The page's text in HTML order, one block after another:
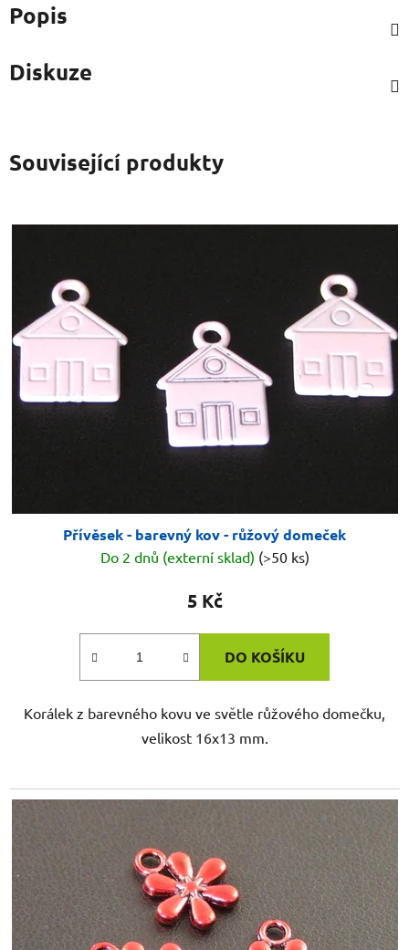
Popis
Diskuze
Související produkty
Přívěsek - barevný kov - růžový domeček
Do 2 dnů (externí sklad) (>50 ks)
5 Kč
DO KOŠÍKU
Korálek z barevného kovu ve světle růžového domečku,
velikost 16x13 mm.